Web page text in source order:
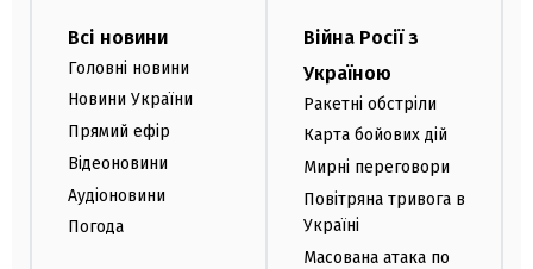
Всі новини
Головні новини
Новини України
Прямий ефір
Відеоновини
Аудіоновини
Погода
Війна Росії з
Україною
Ракетні обстріли
Карта бойових дій
Мирні переговори
Повітряна тривога в
Україні
Масована атака по